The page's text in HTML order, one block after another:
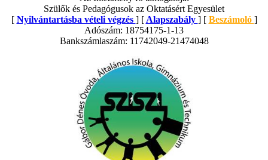
Szülők és Pedagógusok az Oktatásért Egyesület
[ Nyilvántartásba vételi végzés ] [ Alapszabály ] [ Beszámoló ]
Adószám: 18754175-1-13
Bankszámlaszám: 11742049-21474048